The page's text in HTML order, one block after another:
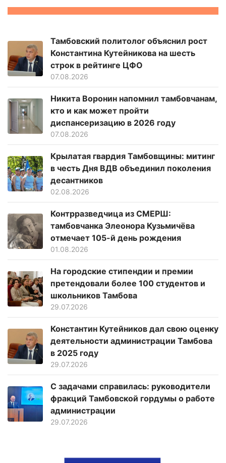
Тамбовский политолог объяснил рост
Константина Кутейникова на шесть
строк в рейтинге ЦФО
07.08.2026
Никита Воронин напомнил тамбовчанам,
кто и как может пройти
диспансеризацию в 2026 году
07.08.2026
Крылатая гвардия Тамбовщины: митинг
в честь Дня ВДВ объединил поколения
десантников
02.08.2026
Контрразведчица из СМЕРШ:
тамбовчанка Элеонора Кузьмичёва
отмечает 105-й день рождения
01.08.2026
На городские стипендии и премии
претендовали более 100 студентов и
школьников Тамбова
29.07.2026
Константин Кутейников дал свою оценку
деятельности администрации Тамбова
в 2025 году
29.07.2026
С задачами справилась: руководители
фракций Тамбовской гордумы о работе
администрации
29.07.2026